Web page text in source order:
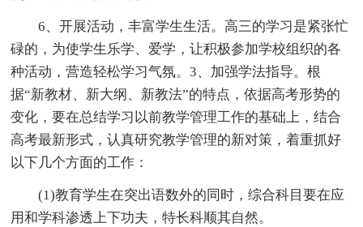
6、开展活动，丰富学生生活。高三的学习是紧张忙
碌的，为使学生乐学、爱学，让积极参加学校组织的各
种活动，营造轻松学习气氛。3、加强学法指导。根
据“新教材、新大纲、新教法”的特点，依据高考形势的
变化，要在总结学习以前教学管理工作的基础上，结合
高考最新形式，认真研究教学管理的新对策，着重抓好
以下几个方面的工作：
(1)教育学生在突出语数外的同时，综合科目要在应
用和学科渗透上下功夫，特长科顺其自然。